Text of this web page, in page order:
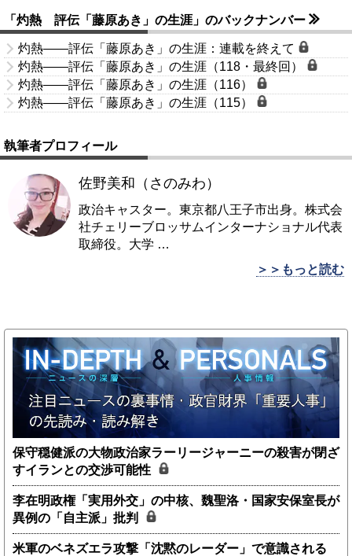
「灼熱 評伝「藤原あき」の生涯」のバックナンバー
灼熱――評伝「藤原あき」の生涯：連載を終えて
灼熱――評伝「藤原あき」の生涯（118・最終回）
灼熱――評伝「藤原あき」の生涯（116）
灼熱――評伝「藤原あき」の生涯（115）
執筆者プロフィール
佐野美和（さのみわ）
政治キャスター。東京都八王子市出身。株式会
社チェリーブロッサムインターナショナル代表
取締役。大学 …
＞＞もっと読む
保守穏健派の大物政治家ラーリージャーニーの殺害が閉ざ
すイランとの交渉可能性
李在明政権「実用外交」の中核、魏聖洛・国家安保室長が
異例の「自主派」批判
米軍のベネズエラ攻撃「沈黙のレーダー」で意識される